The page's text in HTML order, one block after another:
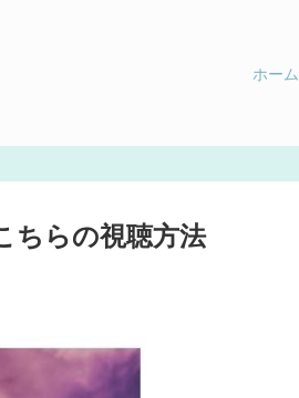
ホーム
ちらの視聴方法